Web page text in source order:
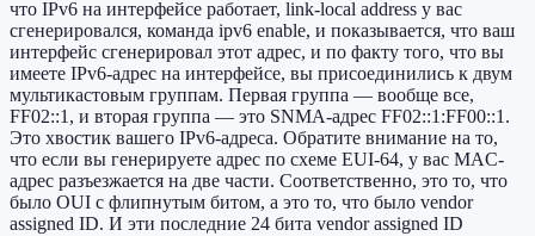
что IPv6 на интерфейсе работает, link-local address у вас
сгенерировался, команда ipv6 enable, и показывается, что ваш
интерфейс сгенерировал этот адрес, и по факту того, что вы
имеете IPv6-адрес на интерфейсе, вы присоединились к двум
мультикастовым группам. Первая группа — вообще все,
FF02::1, и вторая группа — это SNMA-адрес FF02::1:FF00::1.
Это хвостик вашего IPv6-адреса. Обратите внимание на то,
что если вы генерируете адрес по схеме EUI-64, у вас MAC-
адрес разъезжается на две части. Соответственно, это то, что
было OUI с флипнутым битом, а это то, что было vendor
assigned ID. И эти последние 24 бита vendor assigned ID